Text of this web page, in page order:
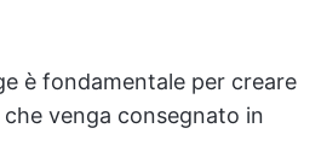
è fondamentale per creare
venga consegnato in